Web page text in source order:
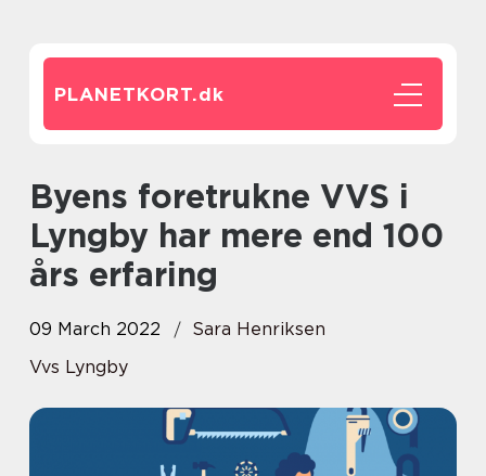
PLANETKORT.dk
Byens foretrukne VVS i
Lyngby har mere end 100
års erfaring
09 March 2022
Sara Henriksen
Vvs Lyngby